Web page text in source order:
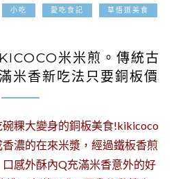
小吃 愛吃食記 草悟道美食
米米煎。傳統古
米香新吃法只要銅板價
粿大變身的銅板美食!kikicoco
濃的在來米漿，經過鐵板香煎
感外酥內Q充滿米香意外的好